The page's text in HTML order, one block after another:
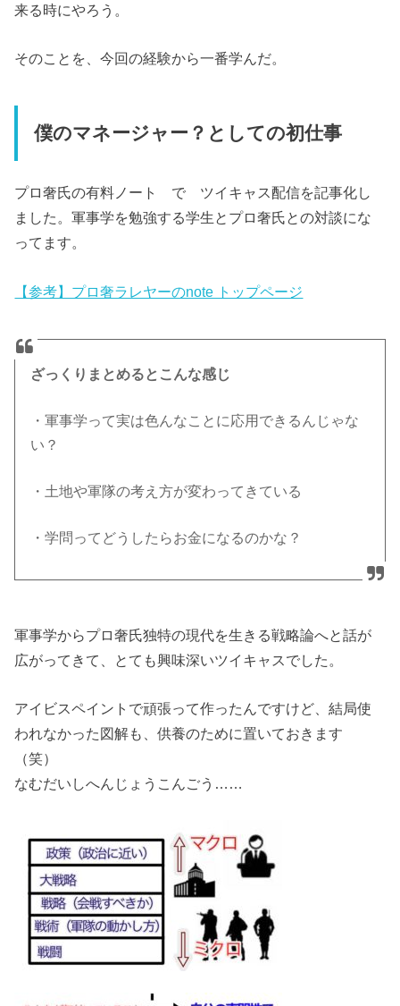
来る時にやろう。
そのことを、今回の経験から一番学んだ。
僕のマネージャー？としての初仕事
プロ奢氏の有料ノート で ツイキャス配信を記事化し
ました。軍事学を勉強する学生とプロ奢氏との対談にな
ってます。
【参考】プロ奢ラレヤーのnote トップページ
ざっくりまとめるとこんな感じ
・軍事学って実は色んなことに応用できるんじゃな
い？
・土地や軍隊の考え方が変わってきている
・学問ってどうしたらお金になるのかな？
軍事学からプロ奢氏独特の現代を生きる戦略論へと話が
広がってきて、とても興味深いツイキャスでした。
アイビスペイントで頑張って作ったんですけど、結局使
われなかった図解も、供養のために置いておきます
（笑）
なむだいしへんじょうこんごう……